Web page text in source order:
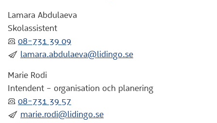
Lamara Abdulaeva
Skolassistent
:telefon: 08-731 39 09
:skicka: lamara.abdulaeva@lidingo.se
Marie Rodi
Intendent – organisation och planering
:telefon: 08-731 39 57
:skicka: marie.rodi@lidingo.se